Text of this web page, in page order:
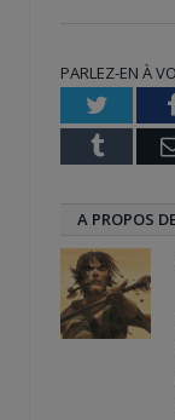
nouvelle
fenêtre)
PARLEZ-EN À
Tumblr
A PROPOS